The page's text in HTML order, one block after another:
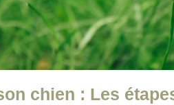
chien : Les